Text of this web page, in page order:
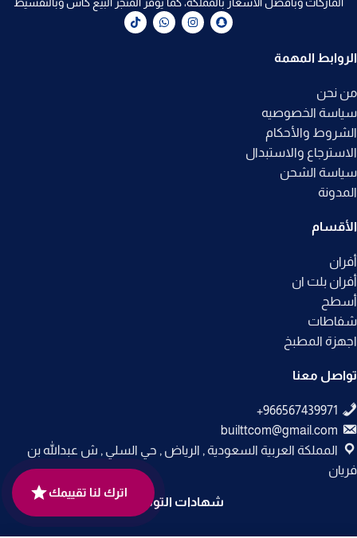
الروابط المهمة
من نحن
سياسة الخصوصيه
الشروط والأحكام
الاسترجاع والاستبدال
سياسة الشحن
المدونة
الأقسام
أفران
أفران بلت ان
أسطح
شفاطات
اجهزة المطبخ
تواصل معنا
builttcom@gmail.com
المملكة العربية السعودية , الرياض , حي السلي , ش عبدالله بن
فريان
شهادات التوثيق
اترك لنا تقييمك